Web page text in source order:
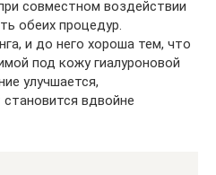
совместном воздействии
обеих процедур.
и до него хороша тем, что
под кожу гиалуроновой
улучшается,
вдвойне